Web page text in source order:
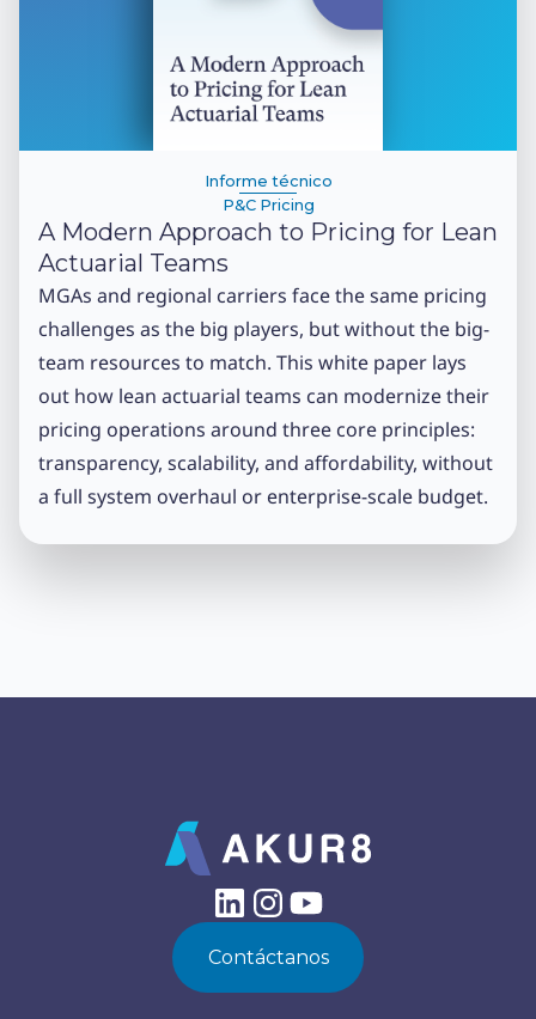
Informe técnico
P&C Pricing
A Modern Approach to Pricing for Lean
Actuarial Teams
MGAs and regional carriers face the same pricing
challenges as the big players, but without the big-
team resources to match. This white paper lays
out how lean actuarial teams can modernize their
pricing operations around three core principles:
transparency, scalability, and affordability, without
a full system overhaul or enterprise-scale budget.
Contáctanos